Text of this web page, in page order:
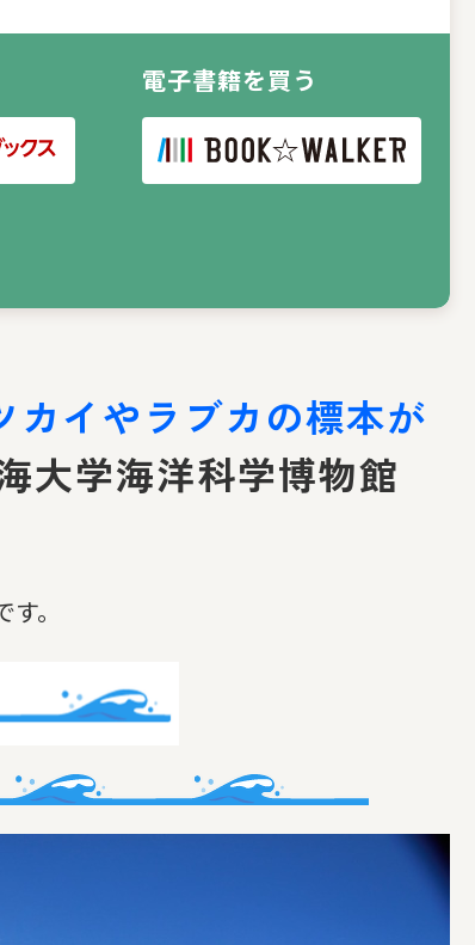
電子書籍を買う
カイやラブカの標本が
大学海洋科学博物館
。